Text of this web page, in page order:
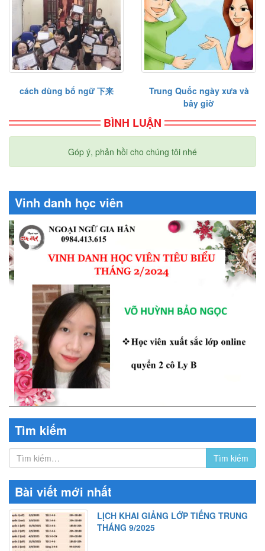
cách dùng bổ ngữ 下来
Trung Quốc ngày xưa và
bây giờ
BÌNH LUẬN
Góp ý, phản hồi cho chúng tôi nhé
Vinh danh học viên
Tìm kiếm
Bài viết mới nhất
LỊCH KHAI GIẢNG LỚP TIẾNG TRUNG
THÁNG 9/2025